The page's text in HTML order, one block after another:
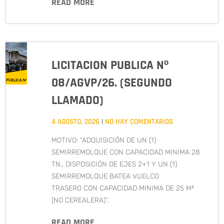
LICITACION PUBLICA Nº
08/AGVP/26. (SEGUNDO
LLAMADO)
4 AGOSTO, 2026 NO HAY COMENTARIOS
MOTIVO: “ADQUISICIÓN DE UN (1)
SEMIRREMOLQUE CON CAPACIDAD MINIMA 28
TN., DISPOSICIÓN DE EJES 2+1 Y UN (1)
SEMIRREMOLQUE BATEA VUELCO
TRASERO CON CAPACIDAD MINIMA DE 25 M³
(NO CEREALERA)”.